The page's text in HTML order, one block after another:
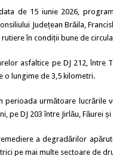
de 15 iunie 2026,
Județean Brăila,
în condiții bune de
asfaltice pe DJ 212,
o lungime de 3,5 kilometri.
perioada următoare lucrările
pe DJ 203 între Jirlău,
a degradărilor
pe mai multe sectoare de